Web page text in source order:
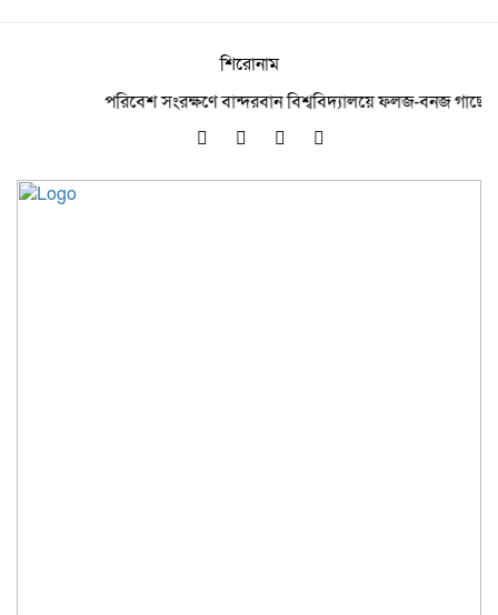
শিরোনাম
পরিবেশ সংরক্ষণে বান্দরবান বিশ্ববিদ্যালয়ে ফলজ-বনজ গাছের